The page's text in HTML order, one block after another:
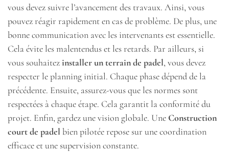
vous devez suivre l’avancement des travaux. Ainsi, vous
pouvez réagir rapidement en cas de problème. De plus, une
bonne communication avec les intervenants est essentielle.
Cela évite les malentendus et les retards. Par ailleurs, si
vous souhaitezinstaller un terrain de padel, vous devez
respecter le planning initial. Chaque phase dépend de la
précédente. Ensuite, assurez-vous que les normes sont
respectées à chaque étape. Cela garantit la conformité du
projet. Enfin, gardez une vision globale. Une Construction
court de padel bien pilotée repose sur une coordination
efficace et une supervision constante.